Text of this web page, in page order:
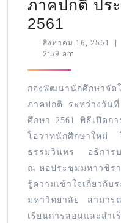
ภาคปกติ ปร
2561
สิงหาคม 16, 2561 |
2:59 am
กองพัฒนานักศึกษาจัด
ภาคปกติ ระหว่างวั
ศึกษา 2561 พิธีเปิดก
โอวาทนักศึกษาใหม่
ธรรมวินทร อธิการบ
ณ หอประชุมมหาวชิร
รู้ความเข้าใจเกี่ยวกับ
มหาวิทยาลัย สามาร
เรียนการสอนและสำเ